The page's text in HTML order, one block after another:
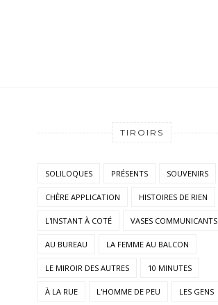
TIROIRS
SOLILOQUES PRÉSENTS SOUVENIRS
CHÈRE APPLICATION HISTOIRES DE RIEN
L'INSTANT À COTÉ VASES COMMUNICANTS
AU BUREAU LA FEMME AU BALCON
LE MIROIR DES AUTRES 10 MINUTES
À LA RUE L'HOMME DE PEU LES GENS